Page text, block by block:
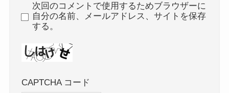
次回のコメントで使用するためブラウザーに
自分の名前、メールアドレス、サイトを保存
する。
CAPTCHA コード